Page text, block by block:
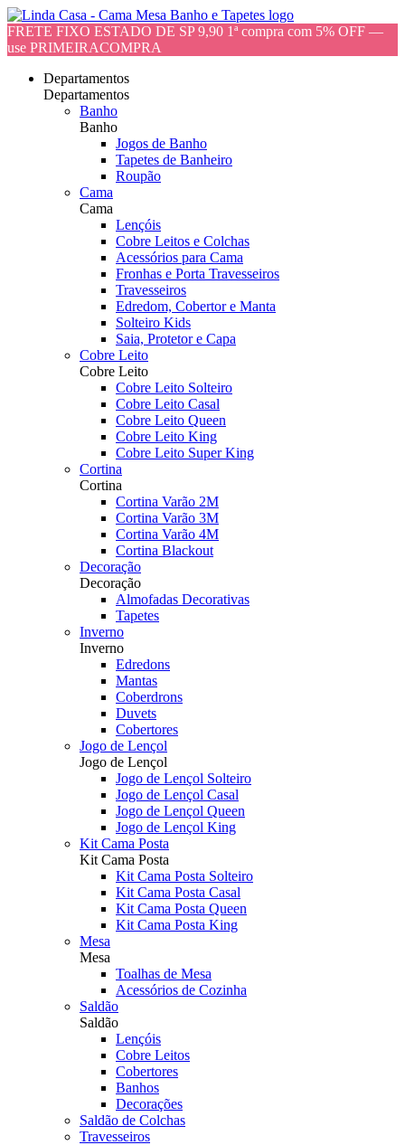
FRETE FIXO ESTADO DE SP 9,90 1ª compra com 5% OFF —
use PRIMEIRACOMPRA
Departamentos
Departamentos
Banho
Banho
Jogos de Banho
Tapetes de Banheiro
Roupão
Cama
Cama
Lençóis
Cobre Leitos e Colchas
Acessórios para Cama
Fronhas e Porta Travesseiros
Travesseiros
Edredom, Cobertor e Manta
Solteiro Kids
Saia, Protetor e Capa
Cobre Leito
Cobre Leito
Cobre Leito Solteiro
Cobre Leito Casal
Cobre Leito Queen
Cobre Leito King
Cobre Leito Super King
Cortina
Cortina
Cortina Varão 2M
Cortina Varão 3M
Cortina Varão 4M
Cortina Blackout
Decoração
Decoração
Almofadas Decorativas
Tapetes
Inverno
Inverno
Edredons
Mantas
Coberdrons
Duvets
Cobertores
Jogo de Lençol
Jogo de Lençol
Jogo de Lençol Solteiro
Jogo de Lençol Casal
Jogo de Lençol Queen
Jogo de Lençol King
Kit Cama Posta
Kit Cama Posta
Kit Cama Posta Solteiro
Kit Cama Posta Casal
Kit Cama Posta Queen
Kit Cama Posta King
Mesa
Mesa
Toalhas de Mesa
Acessórios de Cozinha
Saldão
Saldão
Lençóis
Cobre Leitos
Cobertores
Banhos
Decorações
Saldão de Colchas
Travesseiros